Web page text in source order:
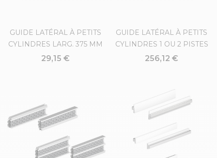
GUIDE LATÉRAL À PETITS
CYLINDRES LARG. 375 MM
29,15 €
GUIDE LATÉRAL À PETITS
CYLINDRES 1 OU 2 PISTES
256,12 €